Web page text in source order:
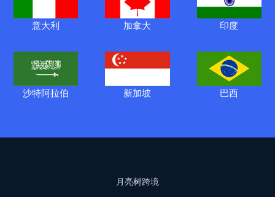
意大利 加拿大 印度
沙特阿拉伯 新加坡 巴西
月亮树跨境